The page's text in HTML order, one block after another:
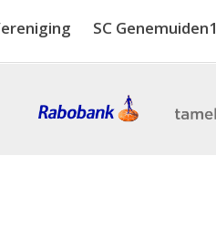
SC Genemuiden1